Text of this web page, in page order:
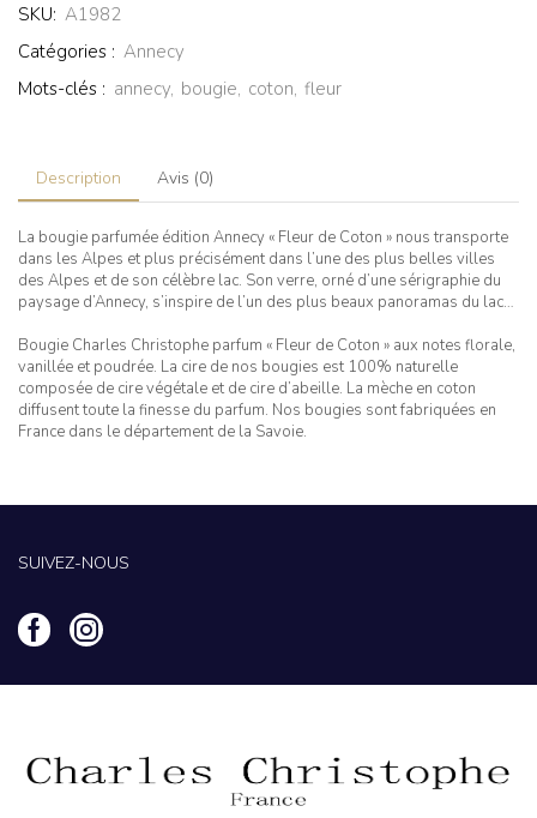
SKU: A1982
Catégories : Annecy
Mots-clés : annecy, bougie, coton, fleur
Description Avis (0)
La bougie parfumée édition Annecy « Fleur de Coton » nous transporte
dans les Alpes et plus précisément dans l’une des plus belles villes
des Alpes et de son célèbre lac. Son verre, orné d’une sérigraphie du
paysage d’Annecy, s’inspire de l’un des plus beaux panoramas du lac…
Bougie Charles Christophe parfum « Fleur de Coton » aux notes florale,
vanillée et poudrée. La cire de nos bougies est 100% naturelle
composée de cire végétale et de cire d’abeille. La mèche en coton
diffusent toute la finesse du parfum. Nos bougies sont fabriquées en
France dans le département de la Savoie.
SUIVEZ-NOUS